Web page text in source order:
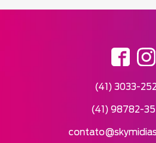
(41) 3033-
(41) 98782-